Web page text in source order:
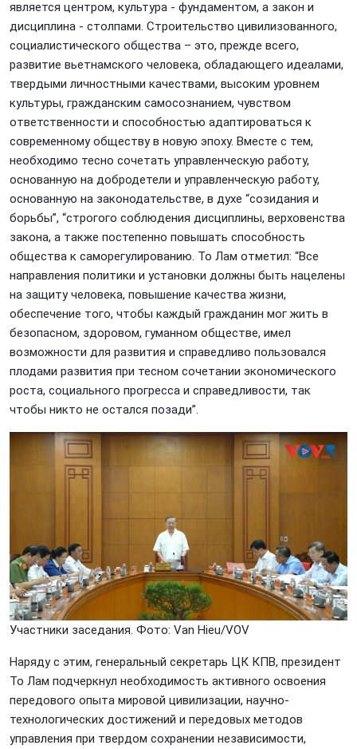
является центром, культура - фундаментом, а закон и
дисциплина - столпами. Строительство цивилизованного,
социалистического общества – это, прежде всего,
развитие вьетнамского человека, обладающего идеалами,
твердыми личностными качествами, высоким уровнем
культуры, гражданским самосознанием, чувством
ответственности и способностью адаптироваться к
современному обществу в новую эпоху. Вместе с тем,
необходимо тесно сочетать управленческую работу,
основанную на добродетели и управленческую работу,
основанную на законодательстве, в духе “созидания и
борьбы”, “строгого соблюдения дисциплины, верховенства
закона, а также постепенно повышать способность
общества к саморегулированию. То Лам отметил: “Все
направления политики и установки должны быть нацелены
на защиту человека, повышение качества жизни,
обеспечение того, чтобы каждый гражданин мог жить в
безопасном, здоровом, гуманном обществе, имел
возможности для развития и справедливо пользовался
плодами развития при тесном сочетании экономического
роста, социального прогресса и справедливости, так
чтобы никто не остался позади”.
Участники заседания. Фото: Vаn Hiеu/VOV
Наряду с этим, генеральный секретарь ЦК КПВ, президент
То Лам подчеркнул необходимость активного освоения
передового опыта мировой цивилизации, научно-
технологических достижений и передовых методов
управления при твердом сохранении независимости,